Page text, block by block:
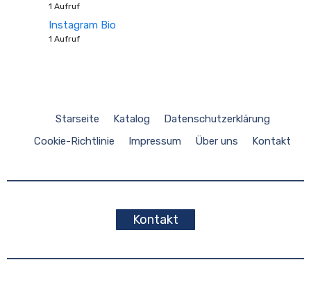
1 Aufruf
Instagram Bio
1 Aufruf
Starseite Katalog
Datenschutzerklärung
Cookie-Richtlinie
Impressum Über uns Kontakt
Kontakt